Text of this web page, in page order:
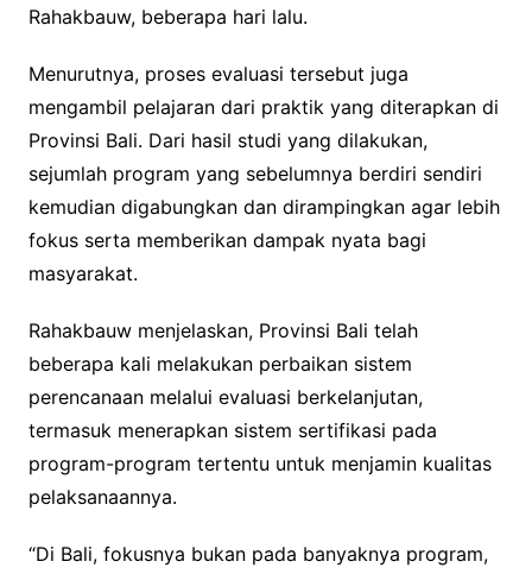
Rahakbauw, beberapa hari lalu.
Menurutnya, proses evaluasi tersebut juga
mengambil pelajaran dari praktik yang diterapkan di
Provinsi Bali. Dari hasil studi yang dilakukan,
sejumlah program yang sebelumnya berdiri sendiri
kemudian digabungkan dan dirampingkan agar lebih
fokus serta memberikan dampak nyata bagi
masyarakat.
Rahakbauw menjelaskan, Provinsi Bali telah
beberapa kali melakukan perbaikan sistem
perencanaan melalui evaluasi berkelanjutan,
termasuk menerapkan sistem sertifikasi pada
program-program tertentu untuk menjamin kualitas
pelaksanaannya.
“Di Bali, fokusnya bukan pada banyaknya program,